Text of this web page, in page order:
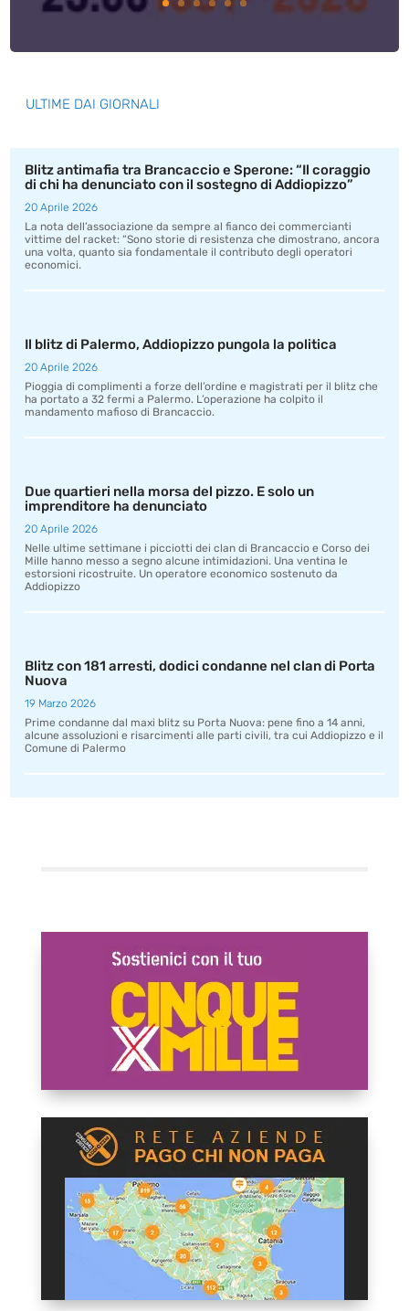
ULTIME DAI GIORNALI
Blitz antimafia tra Brancaccio e Sperone: “Il coraggio
di chi ha denunciato con il sostegno di Addiopizzo”
20 Aprile 2026
La nota dell’associazione da sempre al fianco dei commercianti
vittime del racket: “Sono storie di resistenza che dimostrano, ancora
una volta, quanto sia fondamentale il contributo degli operatori
economici.
Il blitz di Palermo, Addiopizzo pungola la politica
20 Aprile 2026
Pioggia di complimenti a forze dell’ordine e magistrati per il blitz che
ha portato a 32 fermi a Palermo. L’operazione ha colpito il
mandamento mafioso di Brancaccio.
Due quartieri nella morsa del pizzo. E solo un
imprenditore ha denunciato
20 Aprile 2026
Nelle ultime settimane i picciotti dei clan di Brancaccio e Corso dei
Mille hanno messo a segno alcune intimidazioni. Una ventina le
estorsioni ricostruite. Un operatore economico sostenuto da
Addiopizzo
Blitz con 181 arresti, dodici condanne nel clan di Porta
Nuova
19 Marzo 2026
Prime condanne dal maxi blitz su Porta Nuova: pene fino a 14 anni,
alcune assoluzioni e risarcimenti alle parti civili, tra cui Addiopizzo e il
Comune di Palermo